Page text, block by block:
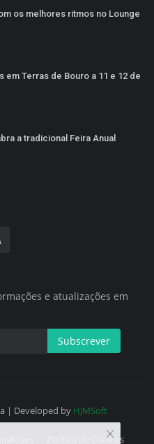
os melhores ritmos no Lounge
em Terras de Bouro a 11 e 12 de
a tradicional Feira Anual
e atualizações em
Subscrever
| Developed by HJMSoft
Política de Cookies